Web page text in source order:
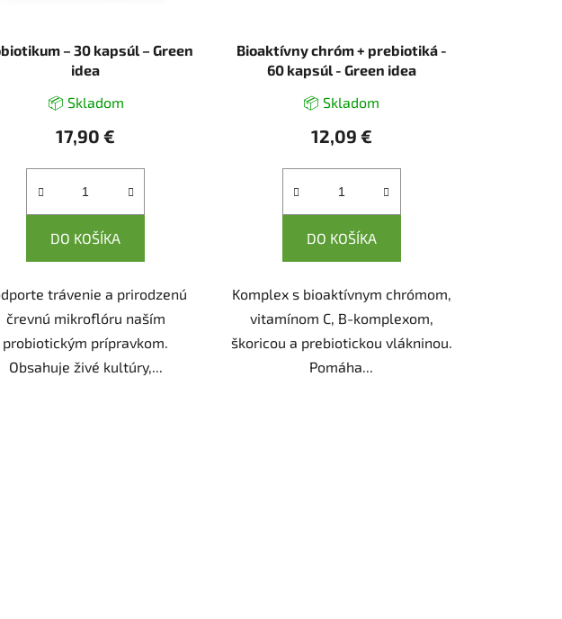
– 30 kapsúl – Green
idea
📦 Skladom
17,90 €
DO KOŠÍKA
trávenie a prirodzenú
črevnú mikroflóru naším
probiotickým prípravkom.
Obsahuje živé kultúry,...
Bioaktívny chróm + prebiotiká -
60 kapsúl - Green idea
📦 Skladom
12,09 €
DO KOŠÍKA
Komplex s bioaktívnym chrómom,
vitamínom C, B-komplexom,
škoricou a prebiotickou vlákninou.
Pomáha...